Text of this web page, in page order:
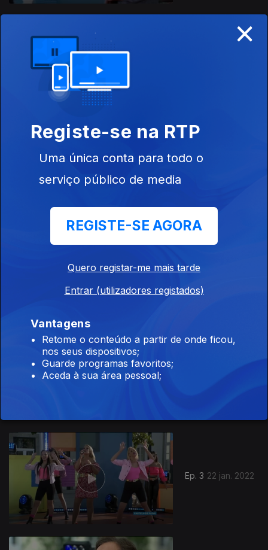
Ep. 6
Ep. 5
Ep. 3 22 jan. 2022
592787
×
Registe-se na RTP
Uma única conta para todo o
serviço público de media
REGISTE-SE AGORA
Quero registar-me mais tarde
Entrar (utilizadores registados)
Vantagens
Retome o conteúdo a partir de onde ficou,
nos seus dispositivos;
Guarde programas favoritos;
Aceda à sua área pessoal;